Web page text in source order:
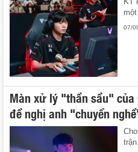
07/
Màn xử lý "thần sầu"
đề nghị anh "chuyển